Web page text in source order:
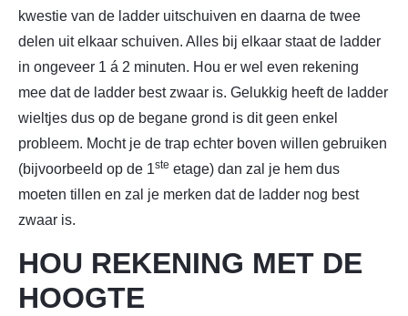
kwestie van de ladder uitschuiven en daarna de twee
delen uit elkaar schuiven. Alles bij elkaar staat de ladder
in ongeveer 1 á 2 minuten. Hou er wel even rekening
mee dat de ladder best zwaar is. Gelukkig heeft de ladder
wieltjes dus op de begane grond is dit geen enkel
probleem. Mocht je de trap echter boven willen gebruiken
(bijvoorbeeld op de 1ste etage) dan zal je hem dus
moeten tillen en zal je merken dat de ladder nog best
zwaar is.
HOU REKENING MET DE
HOOGTE